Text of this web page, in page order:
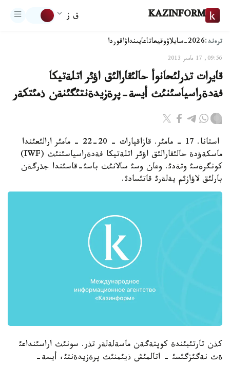
KAZINFORM ق ز
ترەند:2026-سايلاۋ وقيعاتاعايىنداۋاقوردا
09:56, 17 مامىر 2013
قايرات تذرلئحانوأ حالئقارالئق اؤئر اتلةتيكا
فةدةراسياسئنئث أيسة-پرةزيدةنتئگئنةن ذمئتكةر
استانا. 17 - مامئر. قازاقپارات - 20-22 - مامئر ارالئعئندا
ماسكةؤدة حالئقارالئق اؤئر اتلةتيكا فةدةراسياسئنئث (IWF)
كونگرةسئ وتةدئ. وعان وسئ سالانئث باسئ-قاسئندا جذرگةن
بارلئق لاؤازئم يةلةرئ قاتئسادئ.
كذن تارتئبئندة كوپتةگةن ماسةلةلةر تذر. سونئث اراسئنداعئ
ةث نةگئزگئسئ - اتالمئش ذيئمنئث پرةزيدةنتئ، أيسة-